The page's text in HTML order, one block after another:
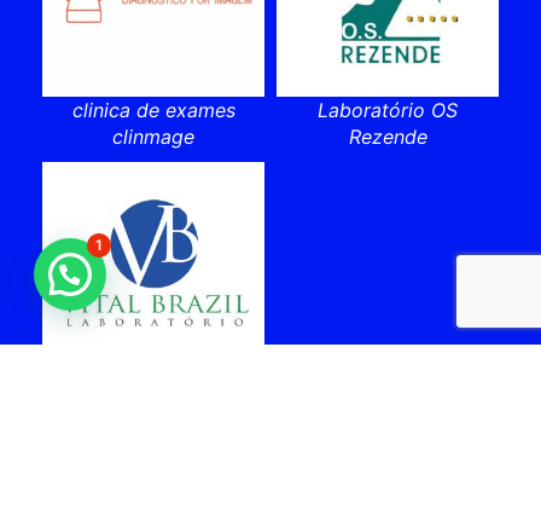
clinica de exames
clinmage
Laboratório OS
Rezende
1